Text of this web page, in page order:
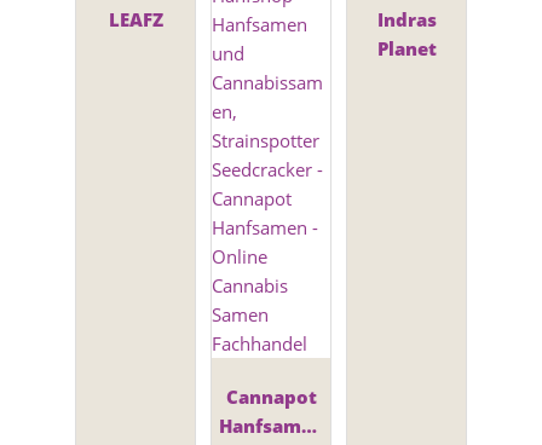
LEAFZ
Cannapot
Hanfsamen
Indras
Planet